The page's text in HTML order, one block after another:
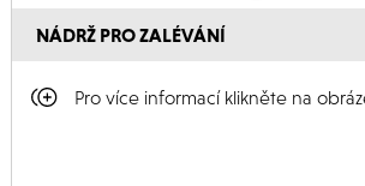
NÁDRŽ PRO ZALÉVÁNÍ
Pro více informací klikněte na